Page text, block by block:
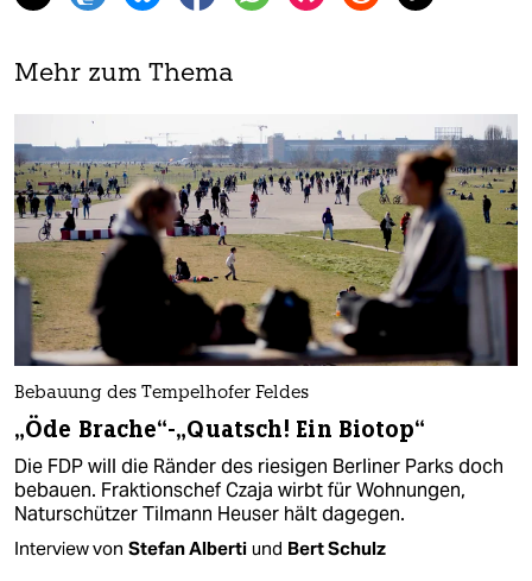
Mehr zum Thema
Bebauung des Tempelhofer Feldes
„Öde Brache“-„Quatsch! Ein Biotop“
Die FDP will die Ränder des riesigen Berliner Parks doch
bebauen. Fraktionschef Czaja wirbt für Wohnungen,
Naturschützer Tilmann Heuser hält dagegen.
Interview von Stefan Alberti und Bert Schulz